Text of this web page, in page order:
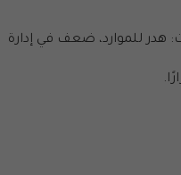
هدر للموارد، ضعف في إدارة